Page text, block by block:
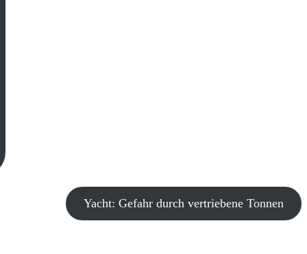
Yacht: Gefahr durch vertriebene Tonnen